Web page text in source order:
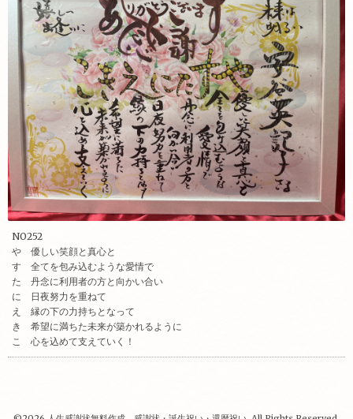
NO252
や 優しい笑顔と真心と
す 全てを包み込むような愛情で
た 丹念に利用者の方と向かい合い
に 日夜努力を重ねて
え 縁の下の力持ちとなって
き 希望に満ちた未来が築かれるように
こ 心を込めて支えていく！